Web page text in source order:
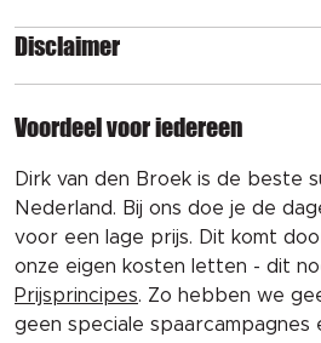
Disclaimer
Voordeel voor iedereen
Dirk van den Broek is de beste
Nederland. Bij ons doe je de
voor een lage prijs. Dit komt
onze eigen kosten letten - dit
Prijsprincipes. Zo hebben we
geen speciale spaarcampagnes